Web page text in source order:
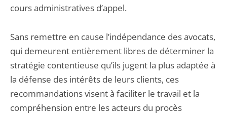
cours administratives d’appel.
Sans remettre en cause l’indépendance des avocats,
qui demeurent entièrement libres de déterminer la
stratégie contentieuse qu’ils jugent la plus adaptée à
la défense des intérêts de leurs clients, ces
recommandations visent à faciliter le travail et la
compréhension entre les acteurs du procès